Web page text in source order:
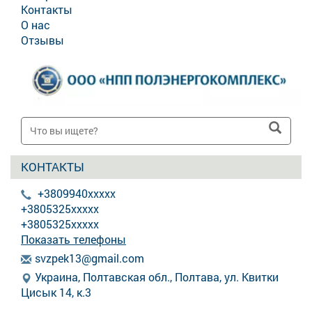
Контакты
О нас
Отзывы
КОНТАКТЫ
+3809940xxxxx
+3805325xxxxx
+3805325xxxxx
Показать телефоны
svzpek13@gmail.com
Украина, Полтавская обл., Полтава, ул. Квитки
Цисык 14, к.3